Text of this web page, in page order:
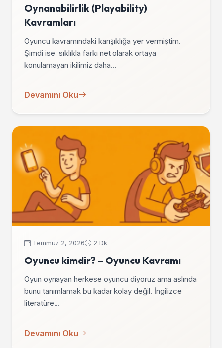
Oynanabilirlik (Playability)
Kavramları
Oyuncu kavramındaki karışıklığa yer vermiştim.
Şimdi ise, sıklıkla farkı net olarak ortaya
konulamayan ikilimiz daha…
Devamını Oku
Temmuz 2, 2026 2 Dk
Oyuncu kimdir? – Oyuncu Kavramı
Oyun oynayan herkese oyuncu diyoruz ama aslında
bunu tanımlamak bu kadar kolay değil. İngilizce
literatüre…
Devamını Oku